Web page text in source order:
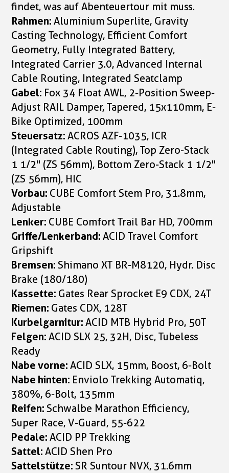
findet, was auf Abenteuertour mit muss.
Rahmen:Aluminium Superlite, Gravity
Casting Technology, Efficient Comfort
Geometry, Fully Integrated Battery,
Integrated Carrier 3.0, Advanced Internal
Cable Routing, Integrated Seatclamp
Gabel: Fox 34 Float AWL, 2-Position Sweep-
Adjust RAIL Damper, Tapered, 15x110mm, E-
Bike Optimized, 100mm
Steuersatz:ACROS AZF-1035, ICR
(Integrated Cable Routing), Top Zero-Stack
1 1/2" (ZS 56mm), Bottom Zero-Stack 1 1/2"
(ZS 56mm), HIC
Vorbau: CUBE Comfort Stem Pro, 31.8mm,
Adjustable
Lenker: CUBE Comfort Trail Bar HD, 700mm
Griffe/Lenkerband:ACID Travel Comfort
Gripshift
Bremsen:Shimano XT BR-M8120, Hydr. Disc
Brake (180/180)
Kassette: Gates Rear Sprocket E9 CDX, 24T
Riemen: Gates CDX, 128T
Kurbelgarnitur:ACID MTB Hybrid Pro, 50T
Felgen:ACID SLX 25, 32H, Disc, Tubeless
Ready
Nabe vorne:ACID SLX, 15mm, Boost, 6-Bolt
Nabe hinten: Enviolo Trekking Automatiq,
380%, 6-Bolt, 135mm
Reifen:Schwalbe Marathon Efficiency,
Super Race, V-Guard, 55-622
Pedale:ACID PP Trekking
Sattel:ACID Shen Pro
Sattelstütze:SR Suntour NVX, 31.6mm